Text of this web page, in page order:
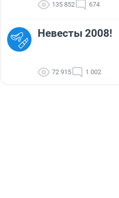
135 852 674
Невесты 2008!
72 915 1 002